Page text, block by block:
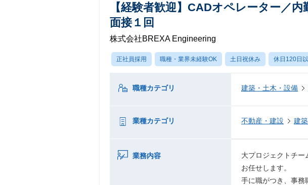
【経験者歓迎】CADオペレーター／
面接１回
株式会社BREXA Engineering
正社員採用 職種・業界未経験OK 土日祝休み 休日120日
職種カテゴリ 建築・土木・設備
業種カテゴリ 不動産・建設 建
業務内容
大プロジェクトチー
お任せします。
手に職がつき、事務